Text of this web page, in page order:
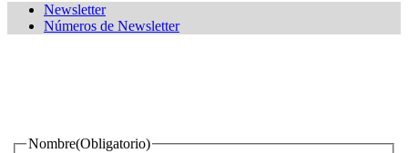
Newsletter
Números de Newsletter
Nombre(Obligatorio)